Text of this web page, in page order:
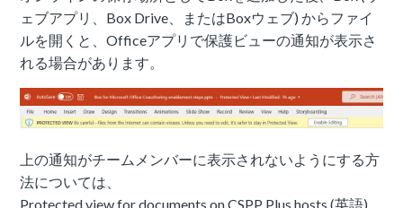
ェブアプリ、Box Drive、またはBoxウェブ) からファイ
ルを開くと、Officeアプリで保護ビューの通知が表示さ
れる場合があります。
上の通知がチームメンバーに表示されないようにする方
法については、
Protected view for documents on CSPP Plus hosts (英語)